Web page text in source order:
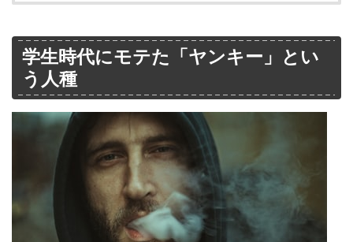
学生時代にモテた「ヤンキー」とい
う人種